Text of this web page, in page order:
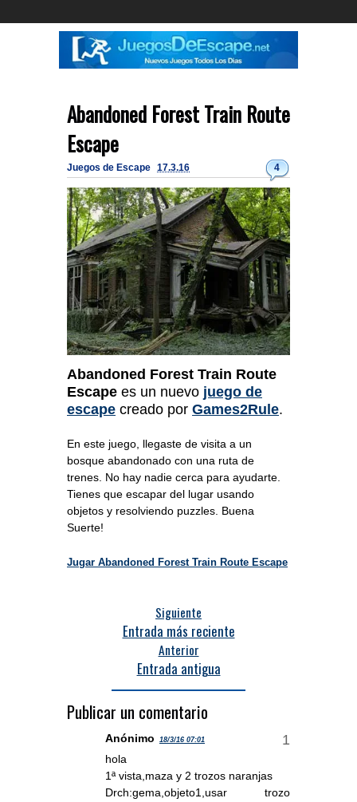
Abandoned Forest Train Route
Escape
4
Juegos de Escape 17.3.16
Abandoned Forest Train Route
Escape es un nuevo juego de
escape creado por Games2Rule.
En este juego, llegaste de visita a un
bosque abandonado con una ruta de
trenes. No hay nadie cerca para ayudarte.
Tienes que escapar del lugar usando
objetos y resolviendo puzzles. Buena
Suerte!
Jugar Abandoned Forest Train Route Escape
Siguiente
Entrada más reciente
Anterior
Entrada antigua
Publicar un comentario
Anónimo 18/3/16 07:01
hola
1ª vista,maza y 2 trozos naranjas
Drch:gema,objeto1,usar trozo